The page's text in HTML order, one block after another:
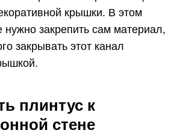
крышки. В этом
нужно закрепить сам материал,
закрывать этот канал
плинтус к
стене